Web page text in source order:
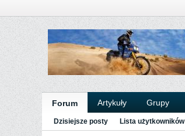
Forum Artykuły Grupy
Dzisiejsze posty Lista użytkowników